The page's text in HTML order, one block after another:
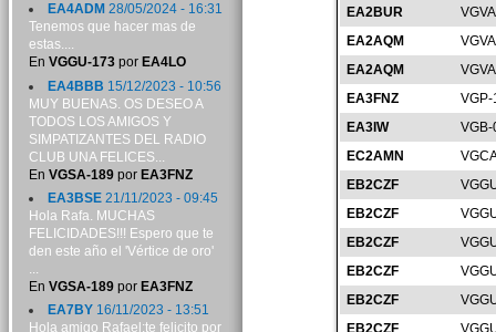
EA2BUR
EA2AQM
EA2AQM
EA3FNZ
EA3IW
EC2AMN
EB2CZF
EB2CZF
EB2CZF
EB2CZF
EB2CZF
EB2CZF
EA4ADM 28/05/2024 - 16:31
Tenemos que hacer mas de
estas....
En VGGU-173por EA4LO
EA4BBB 15/12/2023 - 10:56
MUY BUENAS. OS DESEO A
TODOS LOS AMIGOS Y
SIMPATIZANTES DEL RADIO
CLUB UNA FELICES...
En VGSA-189por EA3FNZ
EA3BSE21/11/2023 - 09:45
Hola Rafa. MUCHAS
FELICIDADES!!! Espero que te
den este año el 'Vértice de oro'
...
En VGSA-189por EA3FNZ
EA7BY16/11/2023 - 13:51
Hola amigo Rafael:te felicito por